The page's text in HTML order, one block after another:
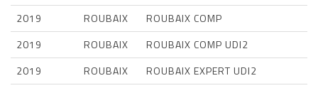
2019
ROUBAIX
ROUBAIX COMP
2019
ROUBAIX
ROUBAIX COMP UDI2
2019
ROUBAIX
ROUBAIX EXPERT UDI2